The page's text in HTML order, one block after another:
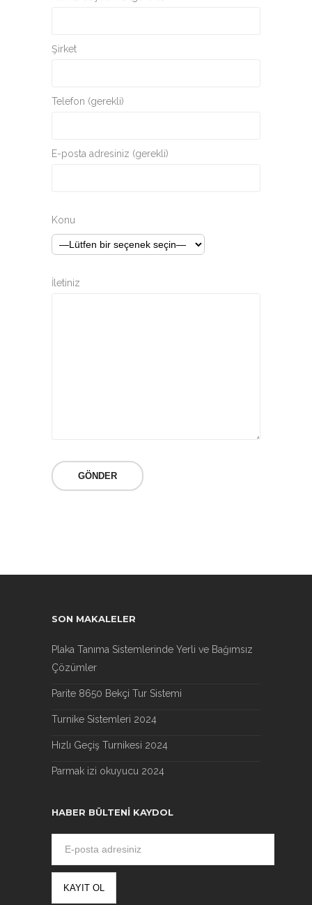
Şirket
Telefon (gerekli)
E-posta adresiniz (gerekli)
Konu
İletiniz
SON MAKALELER
Plaka Tanıma Sistemlerinde Yerli ve Bağımsız
Çözümler
Parite 8650 Bekçi Tur Sistemi
Turnike Sistemleri 2024
Hızlı Geçiş Turnikesi 2024
Parmak izi okuyucu 2024
HABER BÜLTENI KAYDOL